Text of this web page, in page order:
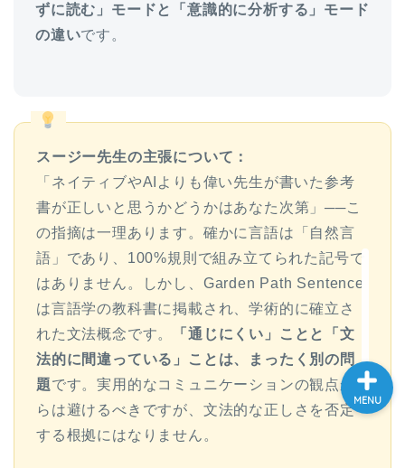
ずに読む」モードと「意識的に分析する」モード
の違いです。
スージー先生の主張について：
「ネイティブやAIよりも偉い先生が書いた参考
書が正しいと思うかどうかはあなた次第」──こ
の指摘は一理あります。確かに言語は「自然言
語」であり、100%規則で組み立てられた記号で
はありません。しかし、Garden Path Sentence
は言語学の教科書に掲載され、学術的に確立さ
れた文法概念です。
「通じにくい」ことと「文
法的に間違っている」ことは、まったく別の問
題です。実用的なコミュニケーションの観点か
らは避けるべきですが、文法的な正しさを否定
する根拠にはなりません。
MENU
“シン”・英会話スピード表
い英語＆素敵な英文フレー
ズ集
過去記事
CONTACT